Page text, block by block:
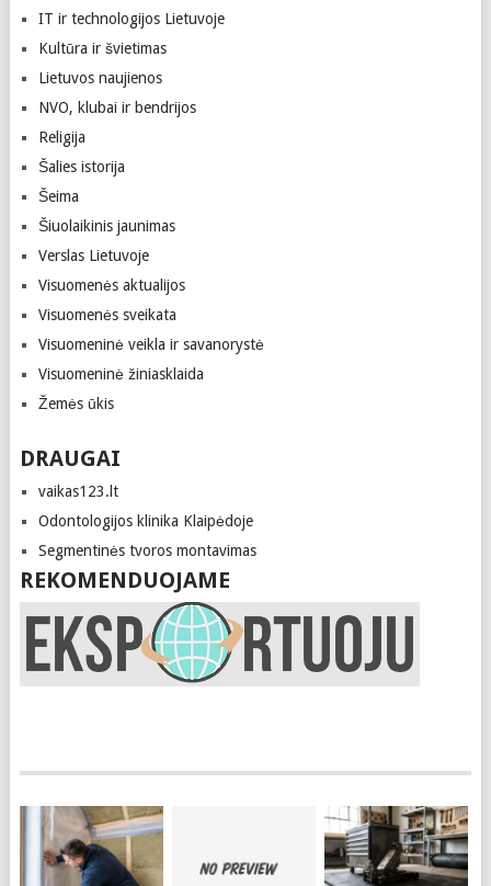
IT ir technologijos Lietuvoje
Kultūra ir švietimas
Lietuvos naujienos
NVO, klubai ir bendrijos
Religija
Šalies istorija
Šeima
Šiuolaikinis jaunimas
Verslas Lietuvoje
Visuomenės aktualijos
Visuomenės sveikata
Visuomeninė veikla ir savanorystė
Visuomeninė žiniasklaida
Žemės ūkis
DRAUGAI
vaikas123.lt
Odontologijos klinika Klaipėdoje
Segmentinės tvoros montavimas
REKOMENDUOJAME